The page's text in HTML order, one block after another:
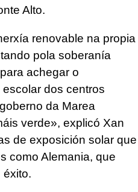
Alto.
renovable na propia
pola soberanía
achegar o
dos centros
da Marea
verde», explicó Xan
de exposición solar que
como Alemania, que
éxito.